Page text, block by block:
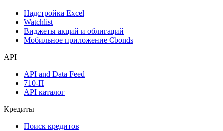
Календарь инвестора
Инструментарий
Мобильное приложение Cbonds
API
API and Data Feed
API каталог